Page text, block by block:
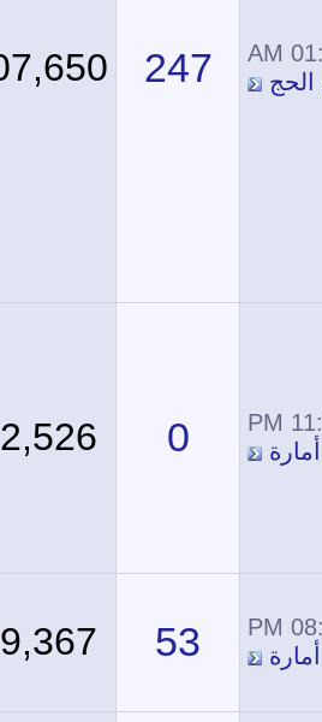
247
207,650
22,526
53
49,367